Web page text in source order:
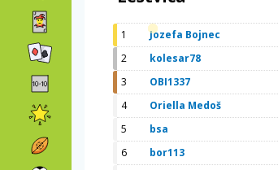
1 Jozefa Bojnec
2
kolesar78
3
OBI1337
4
Oriella Medoš
5
bsa
6
bor113